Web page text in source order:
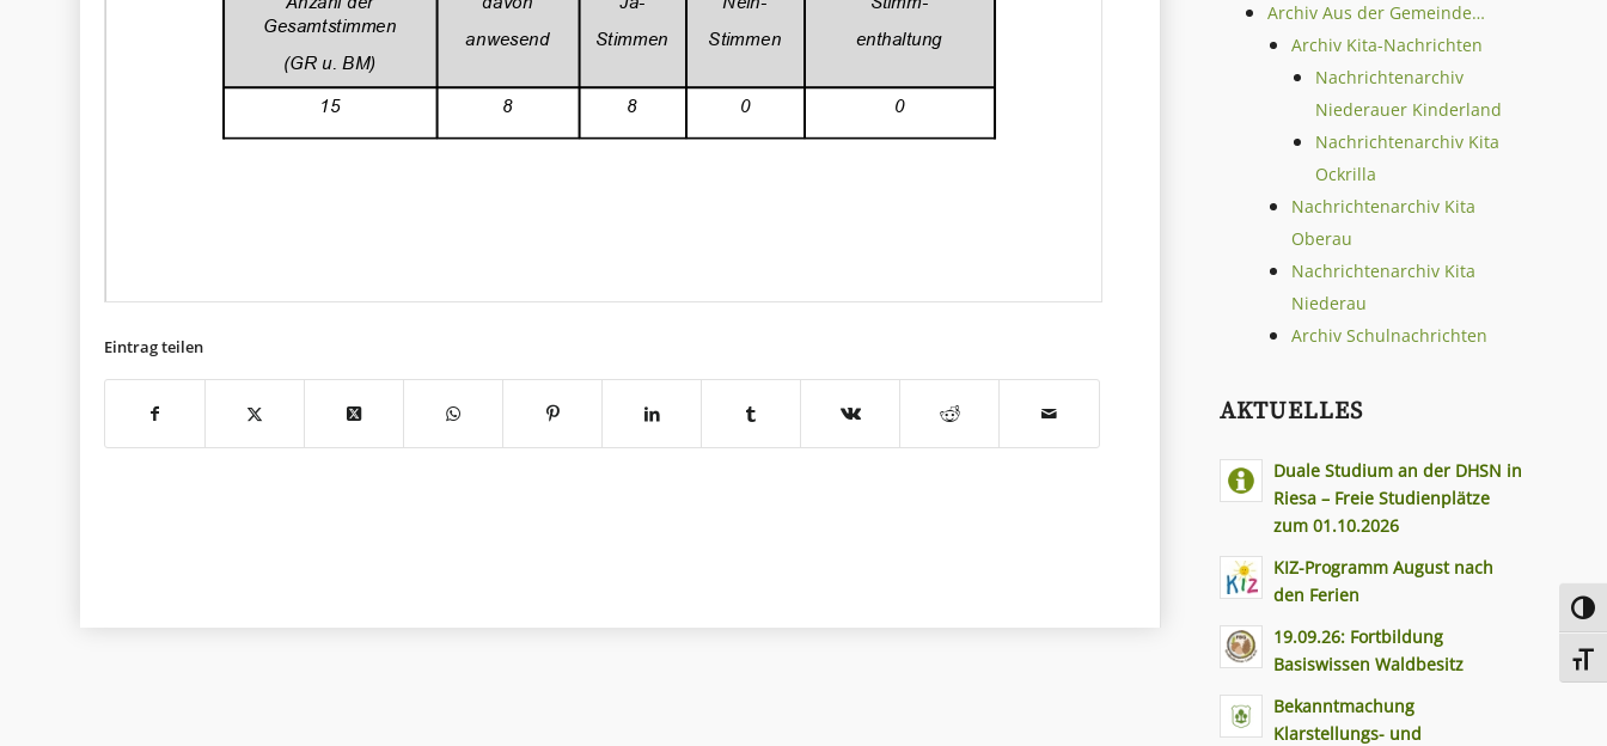
Eintrag teilen
Archiv Aus der Gemeinde…
Archiv Kita-Nachrichten
Nachrichtenarchiv
Niederauer Kinderland
Nachrichtenarchiv Kita
Ockrilla
Nachrichtenarchiv Kita
Oberau
Nachrichtenarchiv Kita
Niederau
Archiv Schulnachrichten
AKTUELLES
Duale Studium an der DHSN in
Riesa – Freie Studienplätze
zum 01.10.2026
KIZ-Programm August nach
den Ferien
19.09.26: Fortbildung
Basiswissen Waldbesitz
Bekanntmachung
Klarstellungs- und